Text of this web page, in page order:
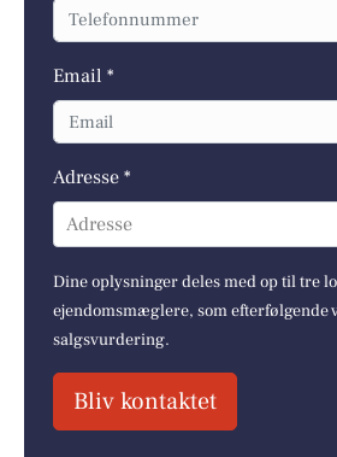
Email *
Adresse *
Adresse
Dine oplysninger deles med op til tre
ejendomsmæglere, som efterfølgende
salgsvurdering.
Bliv kontaktet